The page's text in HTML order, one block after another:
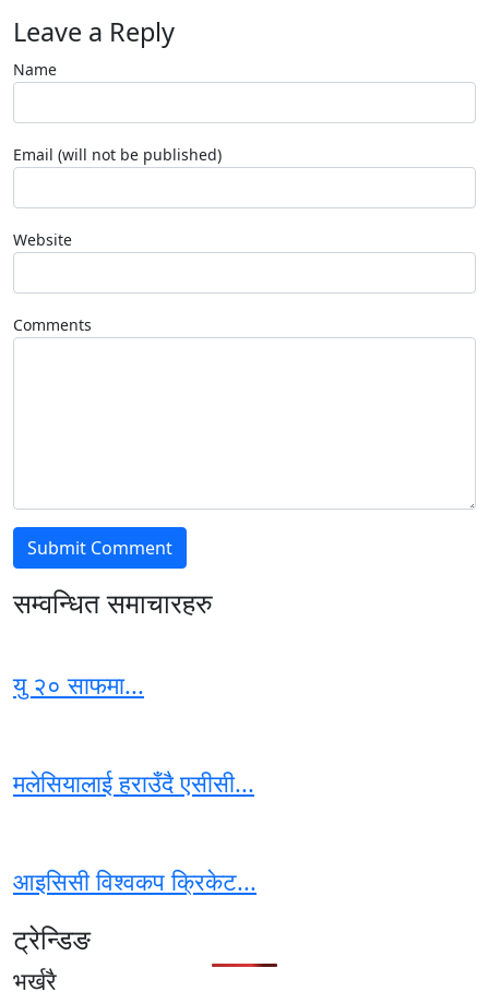
Leave a Reply
Name
Email (will not be published)
Website
Comments
सम्वन्धित समाचारहरु
यु २० साफमा...
मलेसियालाई हराउँदै एसीसी...
आइसिसी विश्वकप क्रिकेट...
ट्रेन्डिङ
भर्खरै